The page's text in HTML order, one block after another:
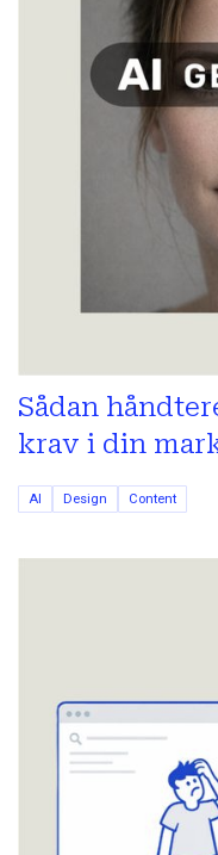
Sådan
krav i din
AI Design Content